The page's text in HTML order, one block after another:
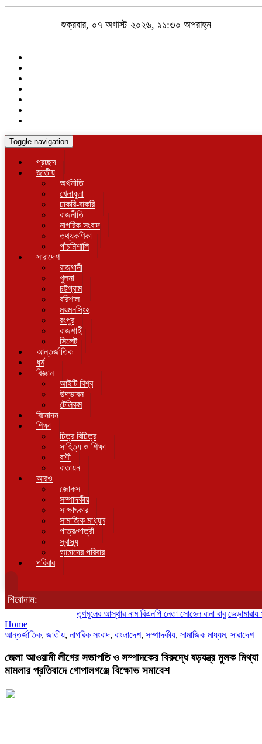
শুক্রবার, ০৭ অগাস্ট ২০২৬, ১১:৩০ অপরাহ্ন
Toggle navigation
প্রচ্ছদ
জাতীয়
অর্থনীতি
খেলাধুলা
চাকরি-বাকরি
রাজনীতি
নাগরিক সংবাদ
তথ্যকণিকা
পাঁচমিশালি
সারাদেশ
রাজধানী
খুলনা
চট্টগ্রাম
বরিশাল
ময়মনসিংহ
রংপুর
রাজশাহী
সিলেট
আন্তর্জাতিক
ধর্ম
বিজ্ঞান
আইটি বিশ্ব
উদ্ভাবন
টেলিকম
বিনোদন
শিক্ষা
চিত্র বিচিত্র
সাহিত্য ও শিক্ষা
বাণী
বাতায়ন
আরও
জোকস
সম্পাদকীয়
সাক্ষাৎকার
সামাজিক মাধ্যম
পাত্র/পাত্রী
স্বাস্থ্য
আমাদের পরিবার
পরিবার
শিরোনাম:
তৃণমূলের আস্থার নাম বিএনপি নেতা সোহেল রানা বাবু ভেড়ামারায়
Home
আন্তর্জাতিক, জাতীয়, নাগরিক সংবাদ, বাংলাদেশ, সম্পাদকীয়, সামাজিক মাধ্যম, সারাদেশ
জেলা আওয়ামী লীগের সভাপতি ও সম্পাদকের বিরুদ্ধে ষড়যন্ত্র মুলক মিথ্যা
মামলার প্রতিবাদে গোপালগঞ্জে বিক্ষোভ সমাবেশ